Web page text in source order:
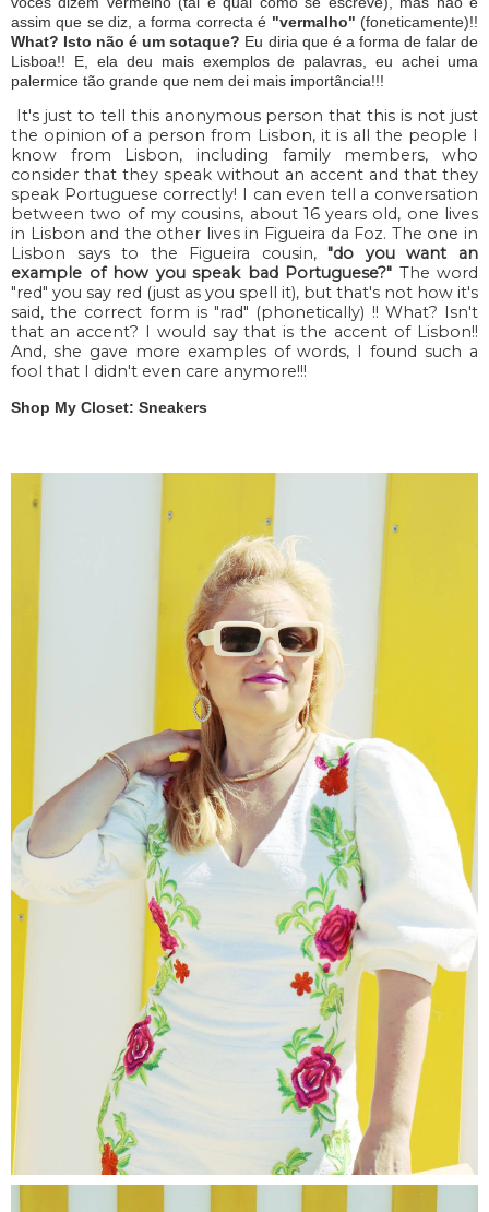
assim que se diz, a forma correcta é "vermalho" (foneticamente)!!
What? Isto não é um sotaque? Eu diria que é a forma de falar de
Lisboa!! E, ela deu mais exemplos de palavras, eu achei uma
palermice tão grande que nem dei mais importância!!!
It's just to tell this anonymous person that this is not just
the opinion of a person from Lisbon, it is all the people I
know from Lisbon, including family members, who
consider that they speak without an accent and that they
speak Portuguese correctly! I can even tell a conversation
between two of my cousins, about 16 years old, one lives
in Lisbon and the other lives in Figueira da Foz. The one in
Lisbon says to the Figueira cousin,"do you want an
example of how you speak bad Portuguese?" The word
"red" you say red (just as you spell it), but that's not how it's
said, the correct form is "rad" (phonetically) !! What? Isn't
that an accent? I would say that is the accent of Lisbon!!
And, she gave more examples of words, I found such a
fool that I didn't even care anymore!!!
Shop My Closet: Sneakers